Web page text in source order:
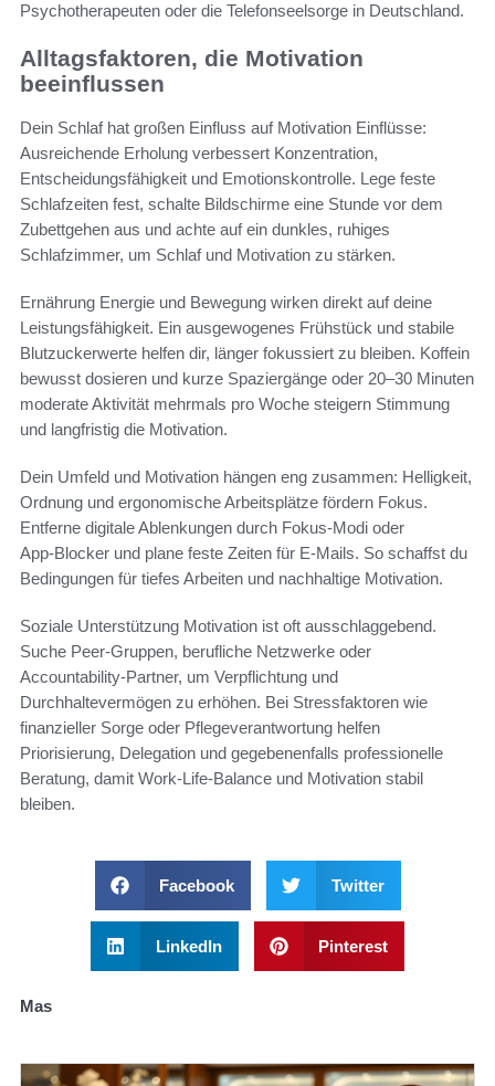
Psychotherapeuten oder die Telefonseelsorge in Deutschland.
Alltagsfaktoren, die Motivation
beeinflussen
Dein Schlaf hat großen Einfluss auf Motivation Einflüsse:
Ausreichende Erholung verbessert Konzentration,
Entscheidungsfähigkeit und Emotionskontrolle. Lege feste
Schlafzeiten fest, schalte Bildschirme eine Stunde vor dem
Zubettgehen aus und achte auf ein dunkles, ruhiges
Schlafzimmer, um Schlaf und Motivation zu stärken.
Ernährung Energie und Bewegung wirken direkt auf deine
Leistungsfähigkeit. Ein ausgewogenes Frühstück und stabile
Blutzuckerwerte helfen dir, länger fokussiert zu bleiben. Koffein
bewusst dosieren und kurze Spaziergänge oder 20–30 Minuten
moderate Aktivität mehrmals pro Woche steigern Stimmung
und langfristig die Motivation.
Dein Umfeld und Motivation hängen eng zusammen: Helligkeit,
Ordnung und ergonomische Arbeitsplätze fördern Fokus.
Entferne digitale Ablenkungen durch Fokus‑Modi oder
App‑Blocker und plane feste Zeiten für E‑Mails. So schaffst du
Bedingungen für tiefes Arbeiten und nachhaltige Motivation.
Soziale Unterstützung Motivation ist oft ausschlaggebend.
Suche Peer‑Gruppen, berufliche Netzwerke oder
Accountability‑Partner, um Verpflichtung und
Durchhaltevermögen zu erhöhen. Bei Stressfaktoren wie
finanzieller Sorge oder Pflegeverantwortung helfen
Priorisierung, Delegation und gegebenenfalls professionelle
Beratung, damit Work‑Life‑Balance und Motivation stabil
bleiben.
Facebook Twitter
LinkedIn Pinterest
Mas